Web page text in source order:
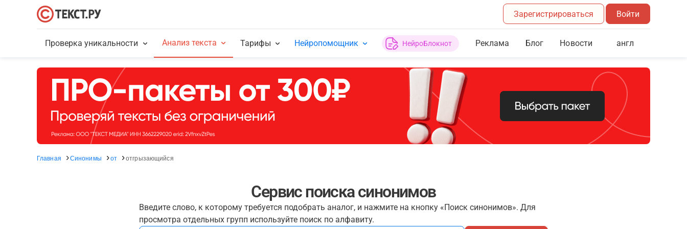
Зарегистрироваться Войти
Проверка уникальности Анализ текста Тарифы Нейропомощник НейроБлокнот Реклама Блог Новости англ
Главная Синонимы от отгрызающийся
Сервис поиска синонимов
Введите слово, к которому требуется подобрать аналог, и нажмите на кнопку «Поиск синонимов». Для
просмотра отдельных групп используйте поиск по алфавиту.